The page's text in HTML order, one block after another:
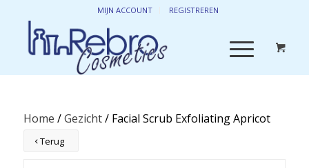
MIJN ACCOUNT REGISTREREN
Home /Gezicht/ Facial Scrub Exfoliating Apricot
Terug